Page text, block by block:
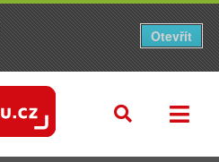
Otevřít